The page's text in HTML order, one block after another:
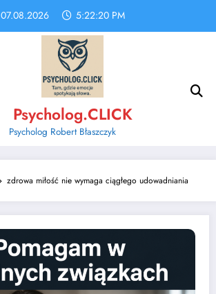
07.08.2026 5:22:20 PM
Psycholog.CLICK
Psycholog Robert Błaszczyk
zdrowa miłość nie wymaga ciągłego udowadniania